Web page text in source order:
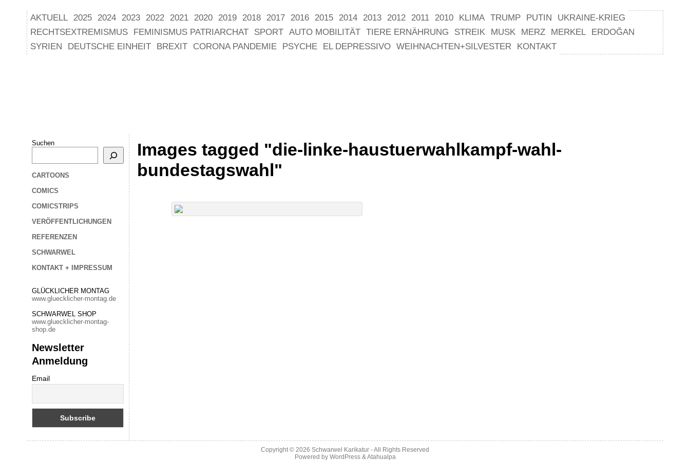
AKTUELL 2025 2024 2023 2022 2021 2020 2019 2018 2017 2016 2015 2014 2013 2012 2011 2010 KLIMA TRUMP PUTIN
UKRAINE-KRIEG
RECHTSEXTREMISMUS
FEMINISMUS PATRIARCHAT SPORT AUTO MOBILITÄT TIERE ERNÄHRUNG STREIK MUSK MERZ MERKEL
ERDOĞAN
SYRIEN
DEUTSCHE EINHEIT BREXIT CORONA PANDEMIE PSYCHE EL DEPRESSIVO WEIHNACHTEN+SILVESTER KONTAKT
Suchen
CARTOONS
COMICS
COMICSTRIPS
VERÖFFENTLICHUNGEN
REFERENZEN
SCHWARWEL
KONTAKT + IMPRESSUM
GLÜCKLICHER MONTAG
www.gluecklicher-montag.de
SCHWARWEL SHOP
www.gluecklicher-montag-
shop.de
Newsletter
Anmeldung
Email
Images tagged "die-linke-haustuerwahlkampf-wahl-
bundestagswahl"
Copyright © 2026 Schwarwel Karikatur - All Rights Reserved
Powered by WordPress&Atahualpa